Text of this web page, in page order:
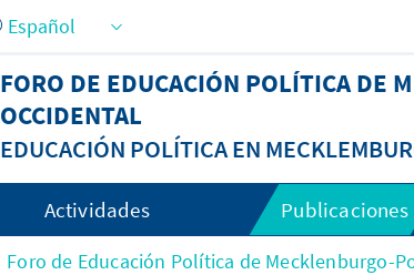
FORO DE EDUCACIÓN POLÍTICA DE
OCCIDENTAL
EDUCACIÓN POLÍTICA EN
Actividades Publicaciones
Foro de Educación Política de Mecklenburgo-